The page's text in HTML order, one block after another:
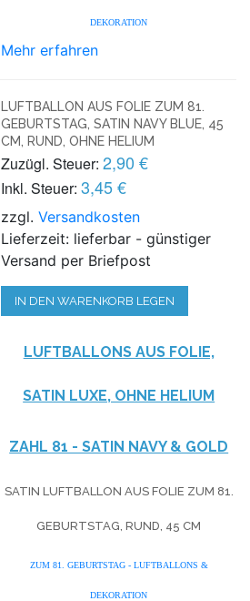
DEKORATION
Mehr erfahren
LUFTBALLON AUS FOLIE ZUM 81.
GEBURTSTAG, SATIN NAVY BLUE, 45
CM, RUND, OHNE HELIUM
Zuzügl. Steuer: 2,90 €
Inkl. Steuer: 3,45 €
zzgl.Versandkosten
Lieferzeit: lieferbar - günstiger
Versand per Briefpost
IN DEN WARENKORB LEGEN
LUFTBALLONS AUS FOLIE,
SATIN LUXE, OHNE HELIUM
ZAHL 81 - SATIN NAVY & GOLD
SATIN LUFTBALLON AUS FOLIE ZUM 81.
GEBURTSTAG, RUND, 45 CM
ZUM 81. GEBURTSTAG - LUFTBALLONS &
DEKORATION